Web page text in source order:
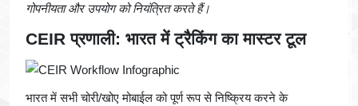
गोपनीयता और उपयोग को नियंत्रित करते हैं।
CEIR प्रणाली: भारत में ट्रैकिंग का मास्टर टूल
भारत में सभी चोरी/खोए मोबाईल को पूर्ण रूप से निष्क्रिय करने के